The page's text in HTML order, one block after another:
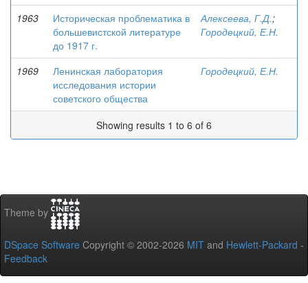
1963
Историческая проблематика в
большевистской литературе
до 1917 г.
Алексеева, Г.Д.;
Городецкий, Е.Н.
1969
Ленинская лаборатория
исследования истории
советского общества
Городецкий, Е.Н.
Showing results 1 to 6 of 6
Theme by
DSpace Software Copyright © 2002-2026 MIT and Hewlett-Packard -
Feedback